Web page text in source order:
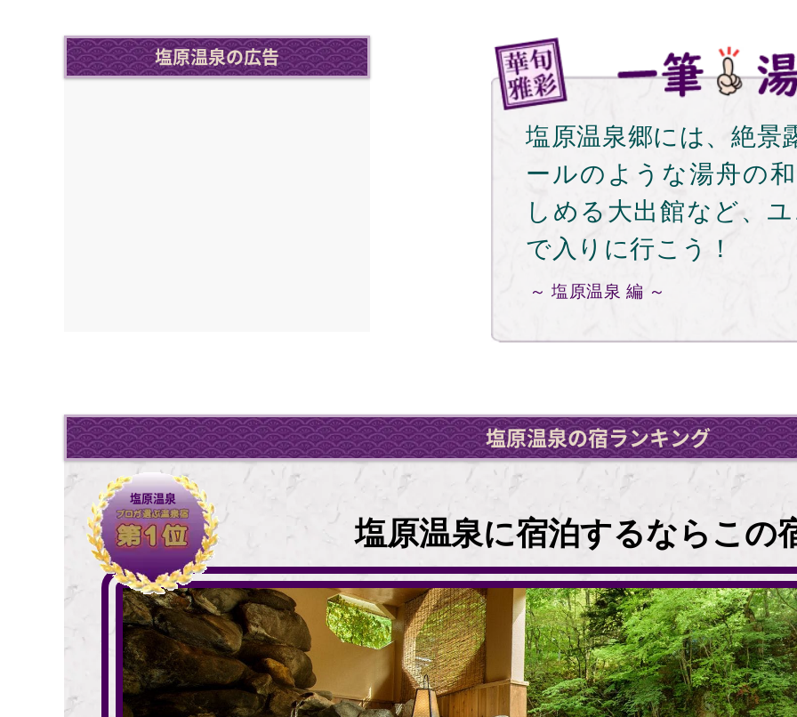
塩原温泉郷には、絶景
ールのような湯舟の
しめる大出館など、
で入りに行こう！
～ 塩原温泉 編 ～
塩原温泉の広告
塩原温泉の宿ランキング
塩原温泉
塩原温泉に宿泊するならこの